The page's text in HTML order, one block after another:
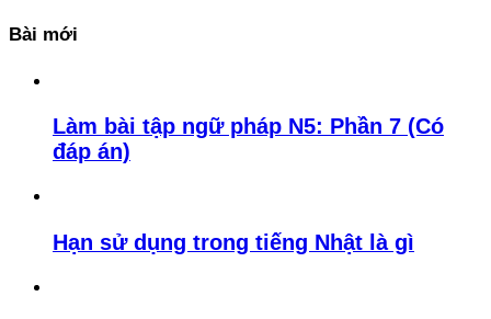
Bài mới
Làm bài tập ngữ pháp N5: Phần 7 (Có
đáp án)
Hạn sử dụng trong tiếng Nhật là gì